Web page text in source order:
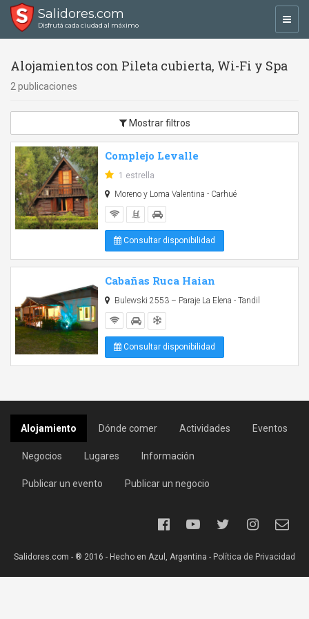
Salidores.com
Disfrutá cada ciudad al máximo
Alojamientos con Pileta cubierta, Wi-Fi y Spa
2 publicaciones
Mostrar filtros
Complejo Levalle
1 estrella
Moreno y Loma Valentina - Carhué
Consultar disponibilidad
Cabañas Ruca Haian
Bulewski 2553 – Paraje La Elena - Tandil
Consultar disponibilidad
Alojamiento Dónde comer Actividades Eventos
Negocios Lugares Información
Publicar un evento Publicar un negocio
Salidores.com - ® 2016 - Hecho en Azul, Argentina - Política de Privacidad